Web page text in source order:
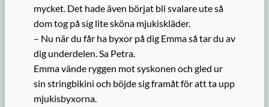
mycket. Det hade även börjat bli svalare ute så
dom tog på sig lite sköna mjukiskläder.
– Nu när du får ha byxor på dig Emma så tar du av
dig underdelen. Sa Petra.
Emma vände ryggen mot syskonen och gled ur
sin stringbikini och böjde sig framåt för att ta upp
mjukisbyxorna.